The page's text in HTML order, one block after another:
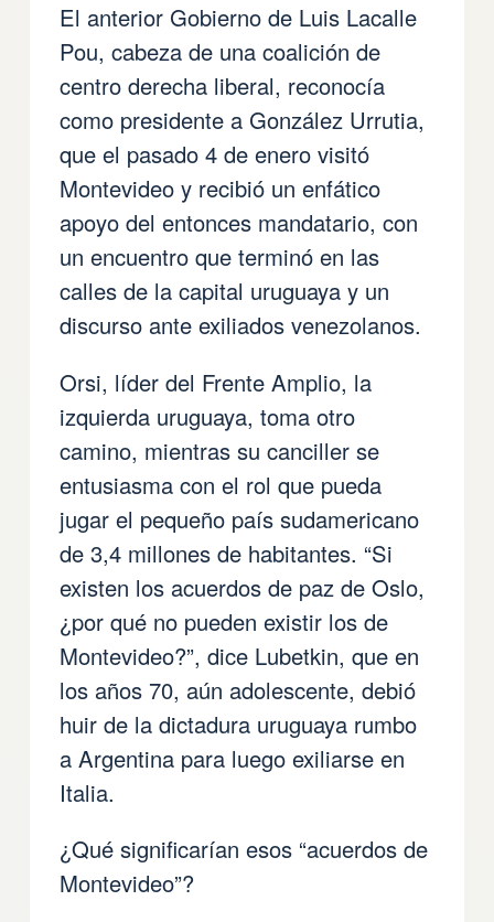
El anterior Gobierno de Luis Lacalle
Pou, cabeza de una coalición de
centro derecha liberal, reconocía
como presidente a González Urrutia,
que el pasado 4 de enero visitó
Montevideo y recibió un enfático
apoyo del entonces mandatario, con
un encuentro que terminó en las
calles de la capital uruguaya y un
discurso ante exiliados venezolanos.
Orsi, líder del Frente Amplio, la
izquierda uruguaya, toma otro
camino, mientras su canciller se
entusiasma con el rol que pueda
jugar el pequeño país sudamericano
de 3,4 millones de habitantes. “Si
existen los acuerdos de paz de Oslo,
¿por qué no pueden existir los de
Montevideo?”, dice Lubetkin, que en
los años 70, aún adolescente, debió
huir de la dictadura uruguaya rumbo
a Argentina para luego exiliarse en
Italia.
¿Qué significarían esos “acuerdos de
Montevideo”?